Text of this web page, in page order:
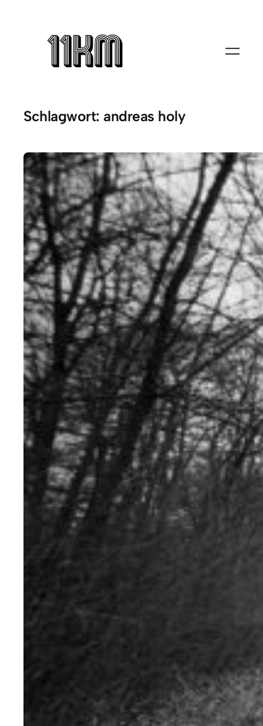
Schlagwort: andreas holy